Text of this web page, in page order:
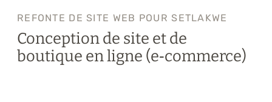
REFONTE DE SITE WEB POUR SETLAKWE
Conception de site et de
boutique en ligne (e‑commerce)